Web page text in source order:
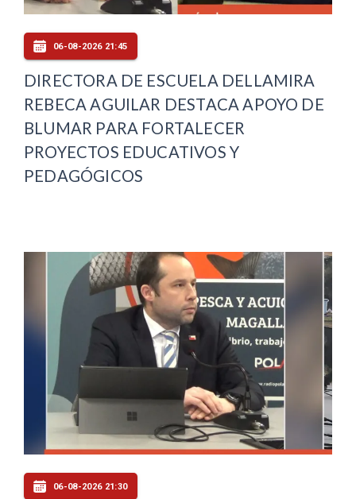
06-08-2026 21:45
DIRECTORA DE ESCUELA DELLAMIRA
REBECA AGUILAR DESTACA APOYO DE
BLUMAR PARA FORTALECER
PROYECTOS EDUCATIVOS Y
PEDAGÓGICOS
06-08-2026 21:30